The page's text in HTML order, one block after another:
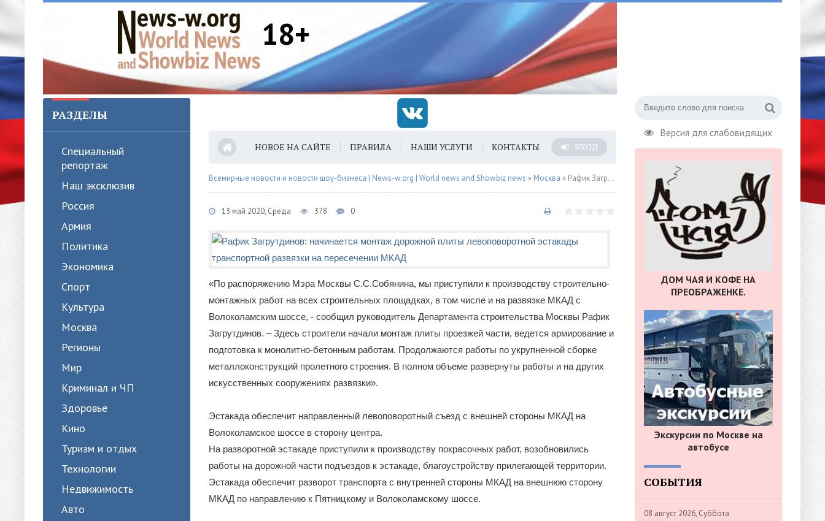
18+
Версия для слабовидящих
РАЗДЕЛЫ
Специальный
репортаж
Наш эксклюзив
Россия
Армия
Политика
Экономика
Спорт
Культура
Москва
Регионы
Мир
Криминал и ЧП
Здоровье
Кино
Туризм и отдых
Технологии
Недвижимость
Авто
НОВОЕ НА САЙТЕ ПРАВИЛА НАШИ УСЛУГИ КОНТАКТЫ ВХОД
Всемирные новости и новости шоу-бизнеса | News-w.org | World news and Showbiz news » Москва » Рафик Загрутдинов: начинается монтаж дорожной плиты левоповоротной эстакады транспортной развязки на пересечении МКАД
13 май 2020, Среда 378 0
«По распоряжению Мэра Москвы С.С.Собянина, мы приступили к производству строительно-
монтажных работ на всех строительных площадках, в том числе и на развязке МКАД с
Волоколамским шоссе, - сообщил руководитель Департамента строительства Москвы Рафик
Загрутдинов. – Здесь строители начали монтаж плиты проезжей части, ведется армирование и
подготовка к монолитно-бетонным работам. Продолжаются работы по укрупненной сборке
металлоконструкций пролетного строения. В полном объеме развернуты работы и на других
искусственных сооружениях развязки».
Эстакада обеспечит направленный левоповоротный съезд с внешней стороны МКАД на
Волоколамское шоссе в сторону центра.
На разворотной эстакаде приступили к производству покрасочных работ, возобновились
работы на дорожной части подъездов к эстакаде, благоустройству прилегающей территории.
Эстакада обеспечит разворот транспорта с внутренней стороны МКАД на внешнюю сторону
МКАД по направлению к Пятницкому и Волоколамскому шоссе.
ДОМ ЧАЯ И КОФЕ НА
ПРЕОБРАЖЕНКЕ.
Экскурсии по Москве на
автобусе
СОБЫТИЯ
08 август 2026, Суббота